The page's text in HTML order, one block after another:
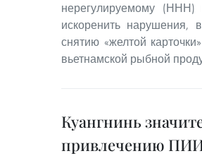
нерегулируемому (ННН)
искоренить нарушения,
снятию «желтой
вьетнамской рыбной
Куангнинь
привлечению